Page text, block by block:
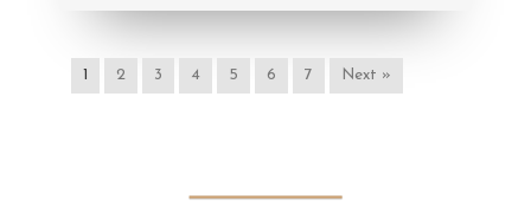
1 2 3 4 5 6 7 Next »